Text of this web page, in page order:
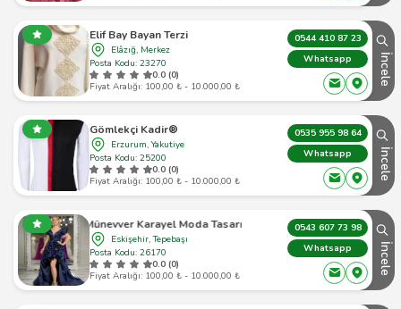
Elif Bay Bayan Terzi
Elâzığ, Merkez
Posta Kodu: 23270
0.0 (0)
Fiyat Aralığı: 100,00 ₺ - 10.000,00 ₺
0544 410 87 23
Whatsapp
İncele
Gömlekçi Kadir®
Erzurum, Yakutiye
Posta Kodu: 25200
0.0 (0)
Fiyat Aralığı: 100,00 ₺ - 10.000,00 ₺
0535 955 98 64
Whatsapp
İncele
Münevver Karayel Moda Tasarım
Eskişehir, Tepebaşı
Posta Kodu: 26170
0.0 (0)
Fiyat Aralığı: 100,00 ₺ - 10.000,00 ₺
0543 607 73 98
Whatsapp
İncele